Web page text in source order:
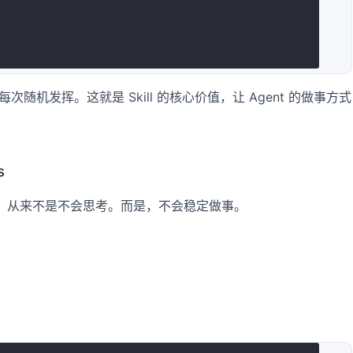
次随机发挥。这就是 Skill 的核心价值，让 Agent 的做事方式
来不是不会思考。而是，不会稳定做事。